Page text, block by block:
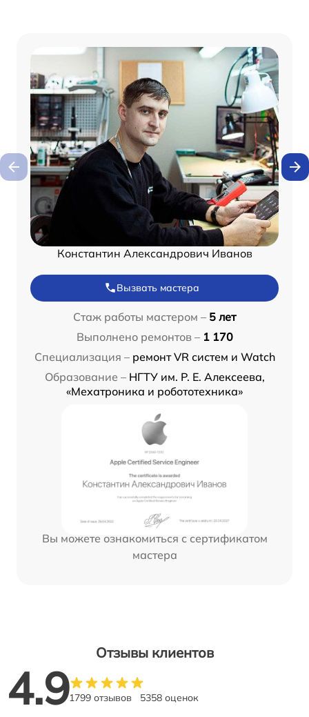
Константин Александрович Иванов
Вызвать мастера
Стаж работы мастером – 5 лет
Выполнено ремонтов – 1 170
Специализация – ремонт VR систем и Watch
Образование – НГТУ им. Р. Е. Алексеева,
«Мехатроника и робототехника»
Вы можете ознакомиться с сертификатом
мастера
Отзывы клиентов
4.91799 отзывов 5358 оценок